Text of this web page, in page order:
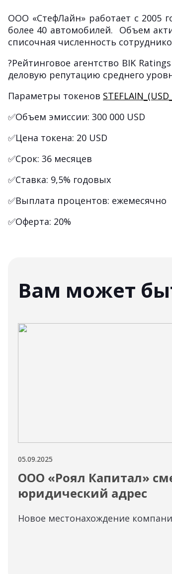
ООО «СтефЛайн» работает с 2005
более 40 автомобилей. Объем
списочная численность
?Рейтинговое агентство BIK Ratings
деловую репутацию среднего
Параметры токенов
✅Объем эмиссии: 300 000 USD
✅Цена токена: 20 USD
✅Срок: 36 месяцев
✅Ставка: 9,5% годовых
✅Выплата процентов: ежемесячно
✅Оферта: 20%
Вам может
05.09.2025
ООО «Роял Капитал»
юридический адрес
Новое местонахождение